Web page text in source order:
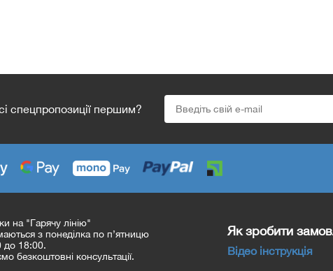
спецпропозиції першим?
на "Гарячу лінію"
з понеділка по п’ятницю
до 18:00.
безкоштовні консультації.
Як зробити
Відео інструкція